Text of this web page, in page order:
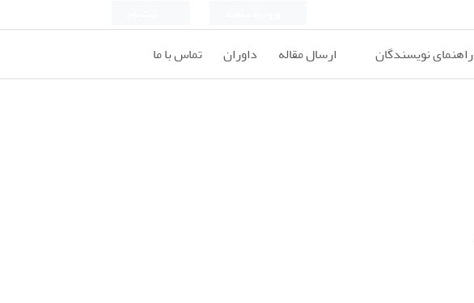
راهنمای نویسندگان ارسال مقاله داوران تماس با ما